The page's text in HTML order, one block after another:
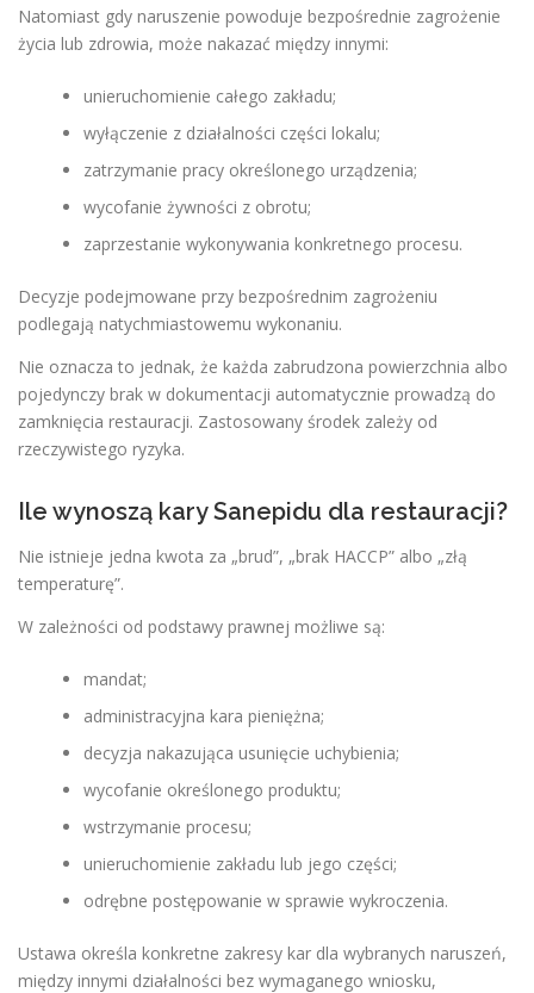
Natomiast gdy naruszenie powoduje bezpośrednie zagrożenie
życia lub zdrowia, może nakazać między innymi:
unieruchomienie całego zakładu;
wyłączenie z działalności części lokalu;
zatrzymanie pracy określonego urządzenia;
wycofanie żywności z obrotu;
zaprzestanie wykonywania konkretnego procesu.
Decyzje podejmowane przy bezpośrednim zagrożeniu
podlegają natychmiastowemu wykonaniu.
Nie oznacza to jednak, że każda zabrudzona powierzchnia albo
pojedynczy brak w dokumentacji automatycznie prowadzą do
zamknięcia restauracji. Zastosowany środek zależy od
rzeczywistego ryzyka.
Ile wynoszą kary Sanepidu dla restauracji?
Nie istnieje jedna kwota za „brud”, „brak HACCP” albo „złą
temperaturę”.
W zależności od podstawy prawnej możliwe są:
mandat;
administracyjna kara pieniężna;
decyzja nakazująca usunięcie uchybienia;
wycofanie określonego produktu;
wstrzymanie procesu;
unieruchomienie zakładu lub jego części;
odrębne postępowanie w sprawie wykroczenia.
Ustawa określa konkretne zakresy kar dla wybranych naruszeń,
między innymi działalności bez wymaganego wniosku,